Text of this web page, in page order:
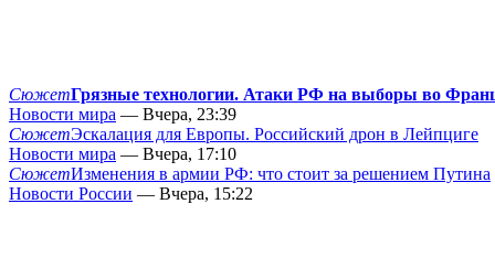
СюжетГрязные технологии. Атаки РФ на выборы во
Новости мира — Вчера, 23:39
СюжетЭскалация для Европы. Российский дрон в Лейпциге
Новости мира — Вчера, 17:10
СюжетИзменения в армии РФ: что стоит за решением Путина
Новости России — Вчера, 15:22